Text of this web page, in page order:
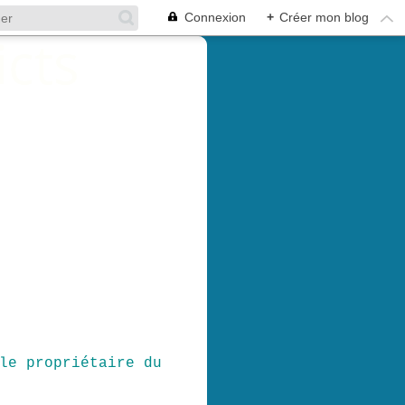
Connexion + Créer mon blog
propriétaire du